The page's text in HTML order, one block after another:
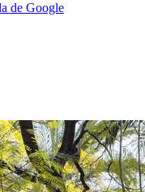
de Google